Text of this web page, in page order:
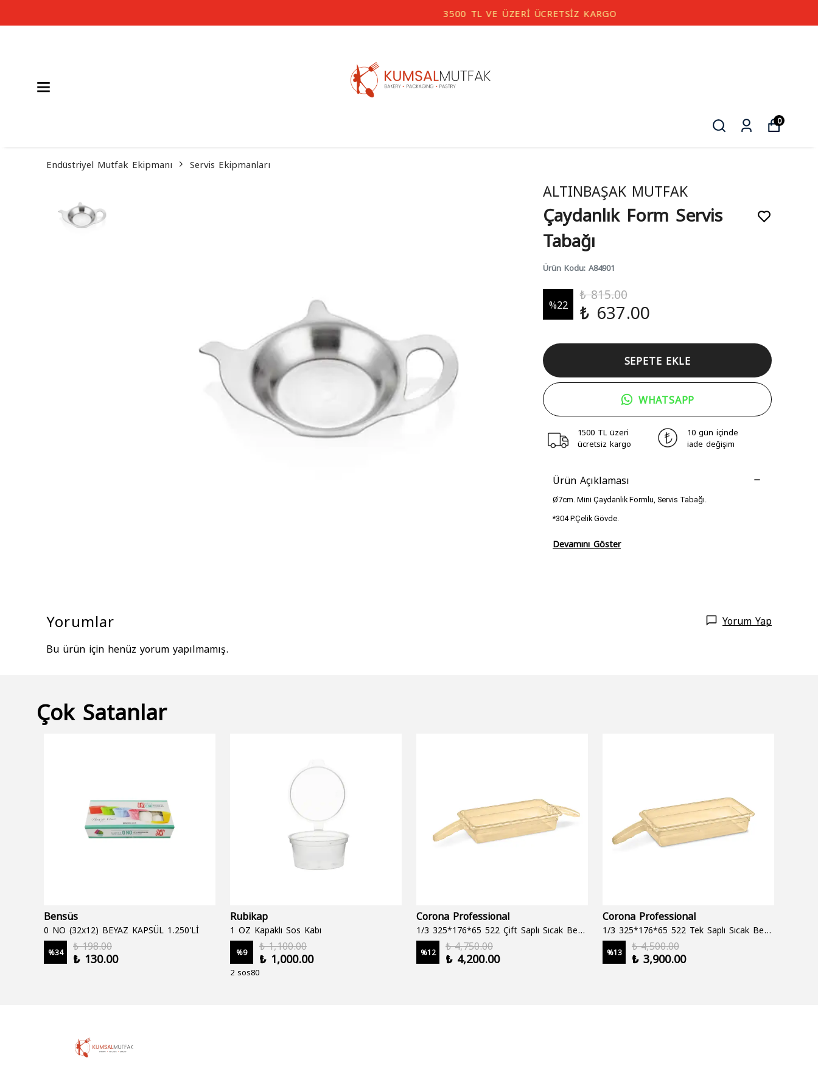
3500 TL VE ÜZERİ ÜCRETSİZ KARGO
0
Endüstriyel Mutfak Ekipmanı Servis Ekipmanları
ALTINBAŞAK MUTFAK
Çaydanlık Form Servis
Tabağı
Ürün Kodu: A84901
%22
₺ 815.00
₺ 637.00
SEPETE EKLE
WHATSAPP
1500 TL üzeri
ücretsiz kargo
10 gün içinde
iade değişim
Ürün Açıklaması
Ø7cm. Mini Çaydanlık Formlu, Servis Tabağı.
*304 P.Çelik Gövde.
Devamını Göster
Yorumlar Yorum Yap
Bu ürün için henüz yorum yapılmamış.
Çok Satanlar
Bensüs
0 NO (32x12) BEYAZ KAPSÜL 1.250'Lİ
%34
₺ 198.00
₺ 130.00
Rubikap
1 OZ Kapaklı Sos Kabı
%9
₺ 1,100.00
₺ 1,000.00
2 sos80
Corona Professional
1/3 325*176*65 522 Çift Saplı Sıcak Bekletme Tepsisi
%12
₺ 4,750.00
₺ 4,200.00
Corona Professional
1/3 325*176*65 522 Tek Saplı Sıcak Bekletme Tepsisi
%13
₺ 4,500.00
₺ 3,900.00